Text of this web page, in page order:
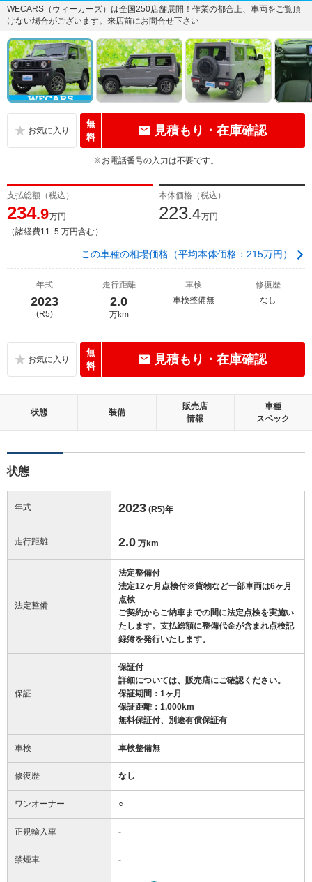
WECARS（ウィーカーズ）は全国250店舗展開！作業の都合上、車両をご覧頂
けない場合がございます。来店前にお問合せ下さい
無
料
見積もり・在庫確認
※お電話番号の入力は不要です。
支払総額（税込）
234.9万円
（諸経費11 .5 万円含む）
本体価格（税込）
223.4万円
この車種の相場価格（平均本体価格：215万円）
年式
2023
(R5)
走行距離
2.0
万km
車検
車検整備無
修復歴
なし
無
料
見積もり・在庫確認
状態 装備
販売店
情報
車種
スペック
状態
年式 2023 (R5)年
走行距離 2.0 万km
法定整備
法定整備付
法定12ヶ月点検付※貨物など一部車両は6ヶ月
点検
ご契約からご納車までの間に法定点検を実施い
たします。支払総額に整備代金が含まれ点検記
録簿を発行いたします。
保証
保証付
詳細については、販売店にご確認ください。
保証期間：1ヶ月
保証距離：1,000km
無料保証付、別途有償保証有
車検 車検整備無
修復歴 なし
ワンオーナー ○
正規輸入車 -
禁煙車 -